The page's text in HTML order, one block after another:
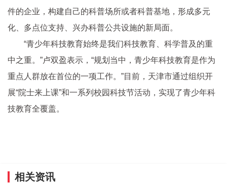
件的企业，构建自己的科普场所或者科普基地，形成多元
化、多点位支持、兴办科普公共设施的新局面。
“青少年科技教育始终是我们科技教育、科学普及的重
中之重。”卢双盈表示，“规划当中，青少年科技教育是作为
重点人群放在首位的一项工作。”目前，天津市通过组织开
展“院士来上课”和一系列校园科技节活动，实现了青少年科
技教育全覆盖。
相关资讯